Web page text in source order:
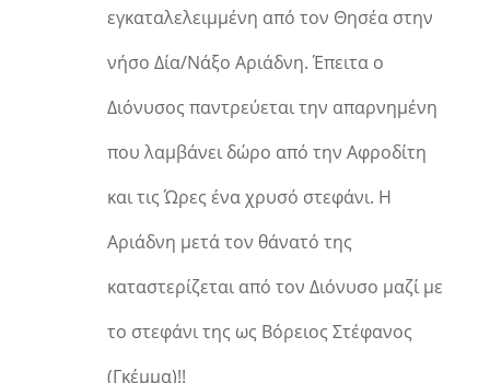
εγκαταλελειμμένη από τον Θησέα στην
νήσο Δία/Νάξο Αριάδνη. Έπειτα ο
Διόνυσος παντρεύεται την απαρνημένη
που λαμβάνει δώρο από την Αφροδίτη
και τις Ώρες ένα χρυσό στεφάνι. Η
Αριάδνη μετά τον θάνατό της
καταστερίζεται από τον Διόνυσο μαζί με
το στεφάνι της ως Βόρειος Στέφανος
(Γκέμμα)!!